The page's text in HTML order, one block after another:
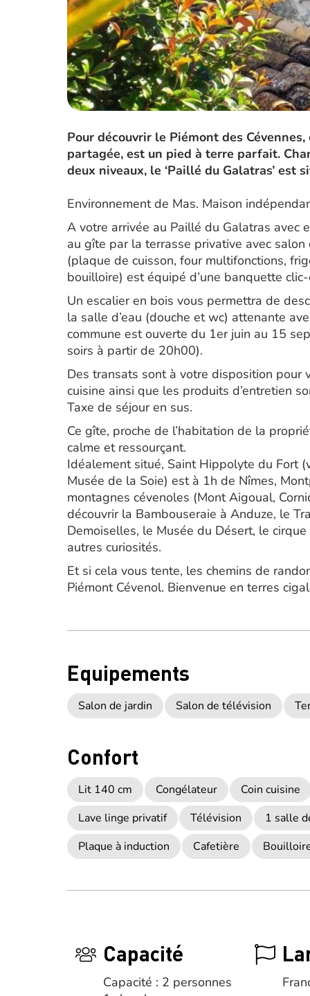
Pour découvrir le Piémont des
partagée, est un pied à terre parfait.
deux niveaux, le ‘Paillé du Galatras’ est
Environnement de Mas. Maison
A votre arrivée au Paillé du Galatras avec
au gîte par la terrasse privative avec
(plaque de cuisson, four multifonctions,
bouilloire) est équipé d’une banquette
Un escalier en bois vous permettra de
la salle d’eau (douche et wc) attenante
commune est ouverte du 1er juin au 15
soirs à partir de 20h00).
Des transats sont à votre disposition
cuisine ainsi que les produits d’entretien
Taxe de séjour en sus.
Ce gîte, proche de l’habitation de la
calme et ressourçant.
Idéalement situé, Saint Hippolyte du Fort
Musée de la Soie) est à 1h de Nîmes,
montagnes cévenoles (Mont Aigoual,
découvrir la Bambouseraie à Anduze, le
Demoiselles, le Musée du Désert, le
autres curiosités.
Et si cela vous tente, les chemins de
Piémont Cévenol. Bienvenue en terres
Equipements
Salon de jardin Salon de télévision
Confort
Lit 140 cm Congélateur
Coin cuisine
Lave linge privatif
Télévision
1 salle
Plaque à induction
Cafetière
Capacité
Capacité : 2 personnes